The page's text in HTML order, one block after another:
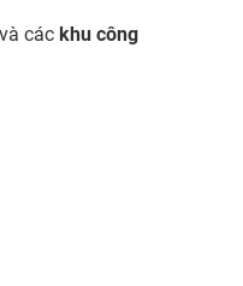
và các khu công